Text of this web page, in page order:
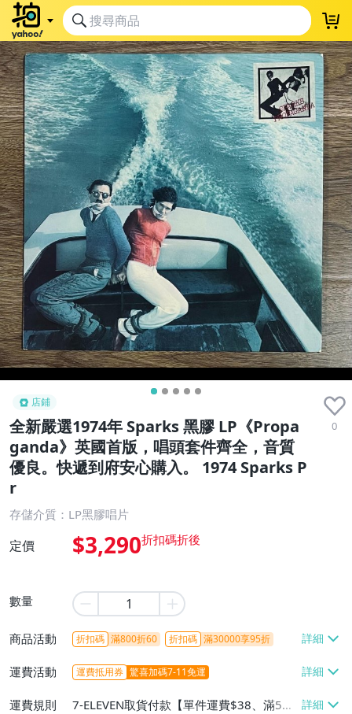
店鋪
全新嚴選1974年 Sparks 黑膠 LP《Propa
ganda》英國首版，唱頭套件齊全，音質
優良。快遞到府安心購入。 1974 Sparks P
r
0
存儲介質：LP黑膠唱片
定價 $3,290
數量
商品活動 折扣碼 滿800折60 折扣碼 滿30000享95折
運費活動 運費抵用券 驚喜加碼7-11免運
運費規則
7-ELEVEN取貨付款【單件運費$38、滿5件